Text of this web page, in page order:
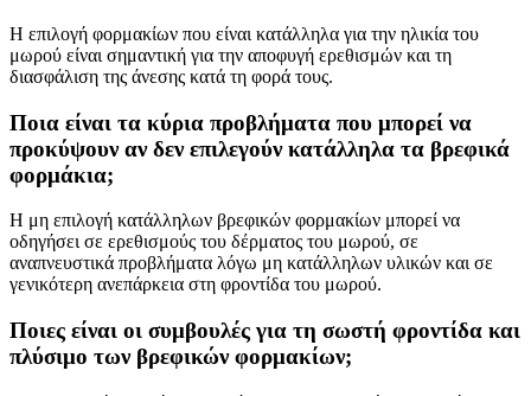
Η επιλογή φορμακίων που είναι κατάλληλα για την ηλικία του
μωρού είναι σημαντική για την αποφυγή ερεθισμών και τη
διασφάλιση της άνεσης κατά τη φορά τους.
Ποια είναι τα κύρια προβλήματα που μπορεί να
προκύψουν αν δεν επιλεγούν κατάλληλα τα βρεφικά
φορμάκια;
Η μη επιλογή κατάλληλων βρεφικών φορμακίων μπορεί να
οδηγήσει σε ερεθισμούς του δέρματος του μωρού, σε
αναπνευστικά προβλήματα λόγω μη κατάλληλων υλικών και σε
γενικότερη ανεπάρκεια στη φροντίδα του μωρού.
Ποιες είναι οι συμβουλές για τη σωστή φροντίδα και
πλύσιμο των βρεφικών φορμακίων;